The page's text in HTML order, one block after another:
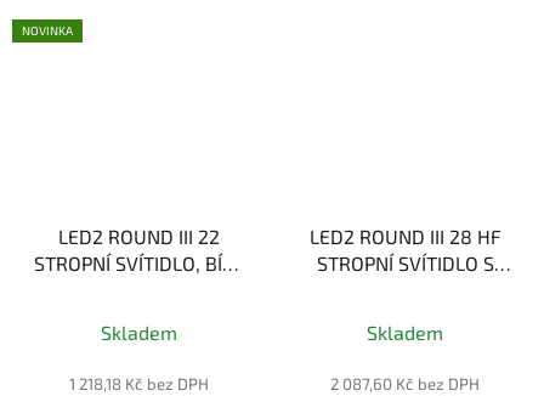
NOVINKA
LED2 ROUND III 22
STROPNÍ SVÍTIDLO, BÍLÁ
Skladem
1 218,18 Kč bez DPH
LED2 ROUND III 28 HF
STROPNÍ SVÍTIDLO S
Skladem
2 087,60 Kč bez DPH